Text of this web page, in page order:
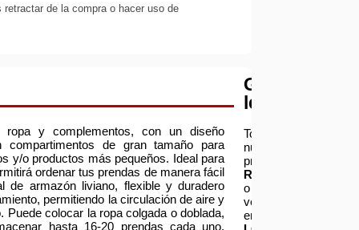
de la compra o hacer uso de
ropa y complementos, con un diseño
compartimentos de gran tamaño para
y/o productos más pequeños. Ideal para
ordenar tus prendas de manera fácil
de armazón liviano, flexible y duradero
permitiendo la circulación de aire y
colocar la ropa colgada o doblada,
hasta 16-20 prendas cada uno,
Garantía
legal
Todos
nuestros
productos
o
vendidos
en